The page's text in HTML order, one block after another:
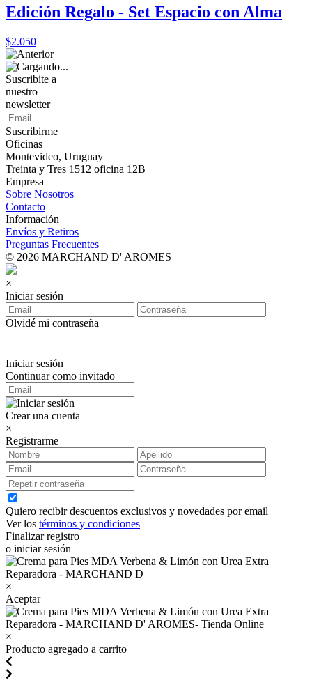
Edición Regalo - Set Espacio con Alma
$2.050
Suscribite a
nuestro
newsletter
Suscribirme
Oficinas
Montevideo, Uruguay
Treinta y Tres 1512 oficina 12B
Empresa
Sobre Nosotros
Contacto
Información
Envíos y Retiros
Preguntas Frecuentes
© 2026 MARCHAND D' AROMES
×
Iniciar sesión
Olvidé mi contraseña
Iniciar sesión
Continuar como invitado
Crear una cuenta
×
Registrarme
Quiero recibir descuentos exclusivos y novedades por email
Ver los términos y condiciones
Finalizar registro
o iniciar sesión
×
Aceptar
×
Producto agregado a carrito